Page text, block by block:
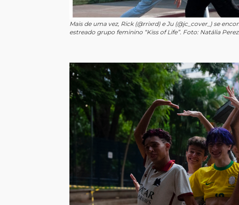
Mais de uma vez, Rick (@rrixrd) e Ju (@jc_cover_) se
estreado grupo feminino “Kiss of Life”. Foto: Natália Perez.